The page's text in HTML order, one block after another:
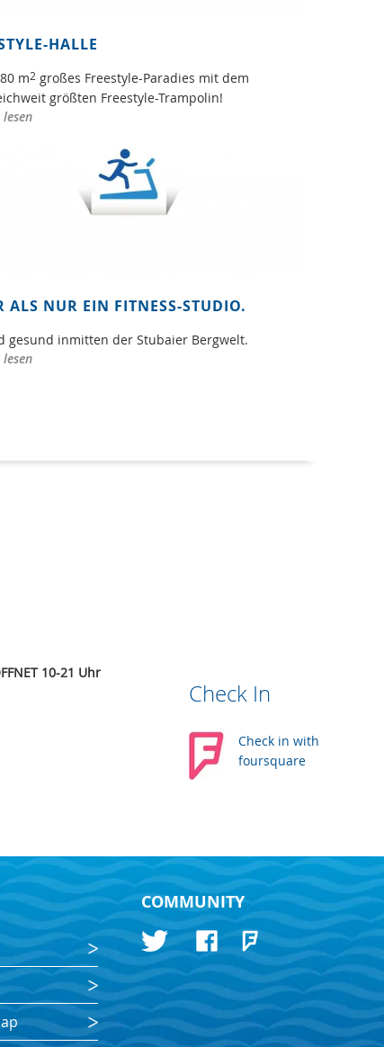
HALLE
m2großes Freestyle-Paradies mit dem
größten Freestyle-Trampolin!
ALS NUR EIN FITNESS-STUDIO.
gesund inmitten der Stubaier Bergwelt.
10-21 Uhr
Check In
Check in with
foursquare
COMMUNITY